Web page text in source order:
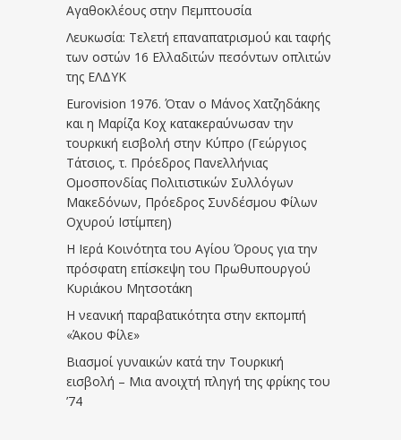
Αγαθοκλέους στην Πεμπτουσία
Λευκωσία: Τελετή επαναπατρισμού και ταφής
των οστών 16 Ελλαδιτών πεσόντων οπλιτών
της ΕΛΔΥΚ
Eurovision 1976. Όταν ο Μάνος Χατζηδάκης
και η Μαρίζα Κοχ κατακεραύνωσαν την
τουρκική εισβολή στην Κύπρο (Γεώργιος
Τάτσιος, τ. Πρόεδρος Πανελλήνιας
Ομοσπονδίας Πολιτιστικών Συλλόγων
Μακεδόνων, Πρόεδρος Συνδέσμου Φίλων
Οχυρού Ιστίμπεη)
Η Ιερά Κοινότητα του Αγίου Όρους για την
πρόσφατη επίσκεψη του Πρωθυπουργού
Κυριάκου Μητσοτάκη
Η νεανική παραβατικότητα στην εκπομπή
«Άκου Φίλε»
Βιασμοί γυναικών κατά την Τουρκική
εισβολή – Μια ανοιχτή πληγή της φρίκης του
’74